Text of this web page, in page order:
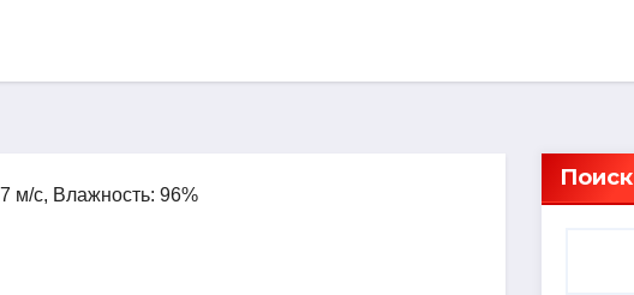
м/с, Влажность: 96%
Поиск